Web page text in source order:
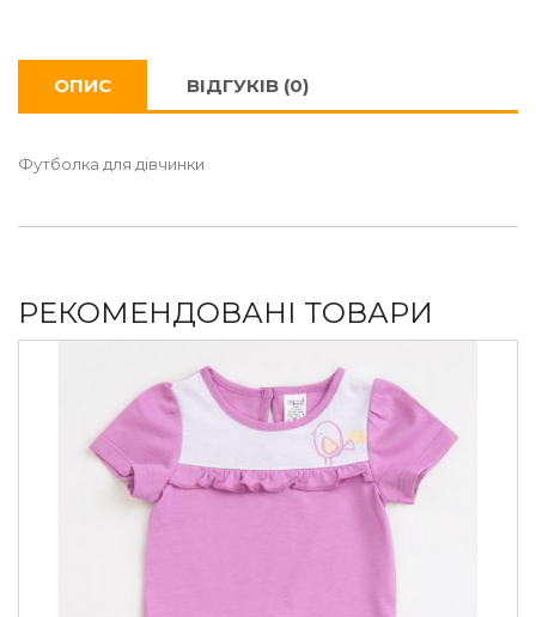
ОПИС ВІДГУКІВ (0)
Футболка для дівчинки
РЕКОМЕНДОВАНІ ТОВАРИ